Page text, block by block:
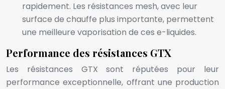
rapidement. Les résistances mesh, avec leur
surface de chauffe plus importante, permettent
une meilleure vaporisation de ces e-liquides.
Performance des résistances GTX
Les résistances GTX sont réputées pour leur
performance exceptionnelle, offrant une production